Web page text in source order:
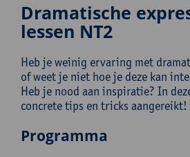
Dramatische
lessen NT2
Heb je weinig ervaring met
of weet je niet hoe je deze kan
Heb je nood aan inspiratie? In
concrete tips en tricks aangereikt!
Programma